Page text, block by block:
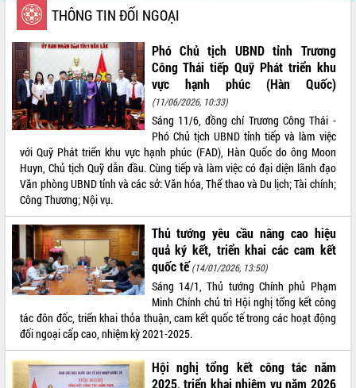
VIDEO
Loading the player...
Trailer Lễ hội Sầu riêng Đắk Lắk năm
2026
Khám bệnh, cấp phát thuốc miễn phí
và tặng quà người dân xã Cư Pui
Hội nghị UBND tỉnh Đắk Lắk thường kỳ
tháng 7/2026
Lễ truy tặng danh hiệu “Bà Mẹ Việt
Nam Anh hùng” và trao Huân chương
Lao động
ALBUM ẢNH
THÔNG TIN ĐỐI NGOẠI
Phó Chủ tịch UBND tỉnh Trương
Công Thái tiếp Quỹ Phát triển khu
vực hạnh phúc (Hàn Quốc)
(11/06/2026, 10:33)
Sáng 11/6, đồng chí Trương Công Thái -
Phó Chủ tịch UBND tỉnh tiếp và làm việc
với Quỹ Phát triển khu vực hạnh phúc (FAD), Hàn Quốc do ông Moon
Huyn, Chủ tịch Quỹ dẫn đầu. Cùng tiếp và làm việc có đại diện lãnh đạo
Văn phòng UBND tỉnh và các sở: Văn hóa, Thể thao và Du lịch; Tài chính;
Công Thương; Nội vụ.
Thủ tướng yêu cầu nâng cao hiệu
quả ký kết, triển khai các cam kết
quốc tế (14/01/2026, 13:50)
Sáng 14/1, Thủ tướng Chính phủ Phạm
Minh Chính chủ trì Hội nghị tổng kết công
tác đôn đốc, triển khai thỏa thuận, cam kết quốc tế trong các hoạt động
đối ngoại cấp cao, nhiệm kỳ 2021-2025.
Hội nghị tổng kết công tác năm
2025, triển khai nhiệm vụ năm 2026